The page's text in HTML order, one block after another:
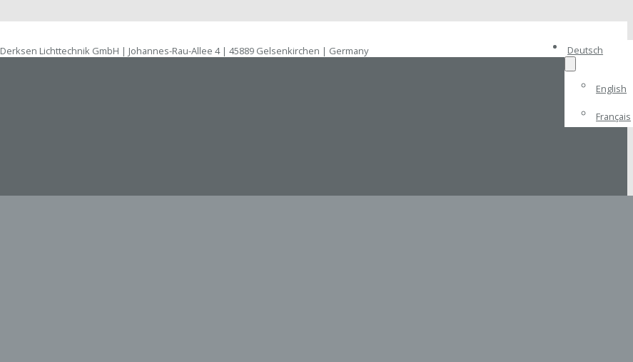
Derksen Lichttechnik GmbH | Johannes-Rau-Allee 4 | 45889 Gelsenkirchen | Germany
Deutsch
English
Français